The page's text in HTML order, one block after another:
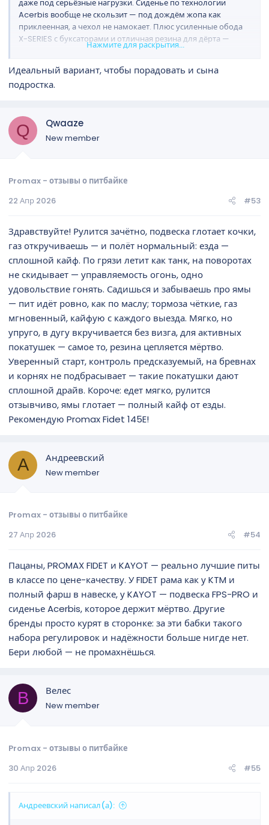
даже под серьёзные нагрузки. Сиденье по технологии
Acerbis вообще не скользит — под дождём жопа как
приклеенная, а чехол не намокает. Плюс усиленные обода
X-SERIES с буксаторами и отличная резина для дёрта —
колесо не проворачивает при резком газе, держит уверенно,
Нажмите для раскрытия...
Идеальный вариант, чтобы порадовать и сына
подростка.
Q Qwaaze
New member
Promax - отзывы о питбайке
22 Апр 2026
#53
Здравствуйте! Рулится зачётно, подвеска глотает кочки,
газ откручиваешь — и полёт нормальный: езда —
сплошной кайф. По грязи летит как танк, на поворотах
не скидывает — управляемость огонь, одно
удовольствие гонять. Садишься и забываешь про ямы
— пит идёт ровно, как по маслу; тормоза чёткие, газ
мгновенный, кайфую с каждого выезда. Мягко, но
упруго, в дугу вкручивается без визга, для активных
покатушек — самое то, резина цепляется мёртво.
Уверенный старт, контроль предсказуемый, на бревнах
и корнях не подбрасывает — такие покатушки дают
сплошной драйв. Короче: едет мягко, рулится
отзывчиво, ямы глотает — полный кайф от езды.
Рекомендую Promax Fidet 145E!
А Андреевский
New member
Promax - отзывы о питбайке
27 Апр 2026
#54
Пацаны, PROMAX FIDET и KAYOT — реально лучшие питы
в классе по цене-качеству. У FIDET рама как у KTM и
полный фарш в навеске, у KAYOT — подвеска FPS-PRO и
сиденье Acerbis, которое держит мёртво. Другие
бренды просто курят в сторонке: за эти бабки такого
набора регулировок и надёжности больше нигде нет.
Бери любой — не промахнёшься.
В Велес
New member
Promax - отзывы о питбайке
30 Апр 2026
#55
Андреевский написал(а):